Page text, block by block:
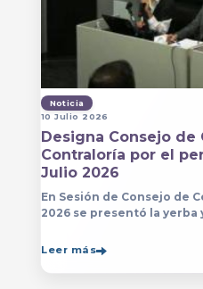
Noticia
10 Julio 2026
Designa Consejo
Contraloría por el
Julio 2026
En Sesión de Consejo de
2026 se presentó la
del Centro Universitario
Leer más